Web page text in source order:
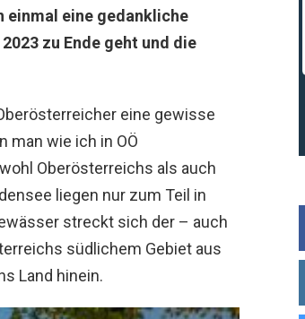
einmal eine gedankliche
zu Ende geht und die
eine gewisse
man wie ich in OÖ
Oberösterreichs als auch
liegen nur zum Teil in
streckt sich der – auch
südlichem Gebiet aus
Land hinein.